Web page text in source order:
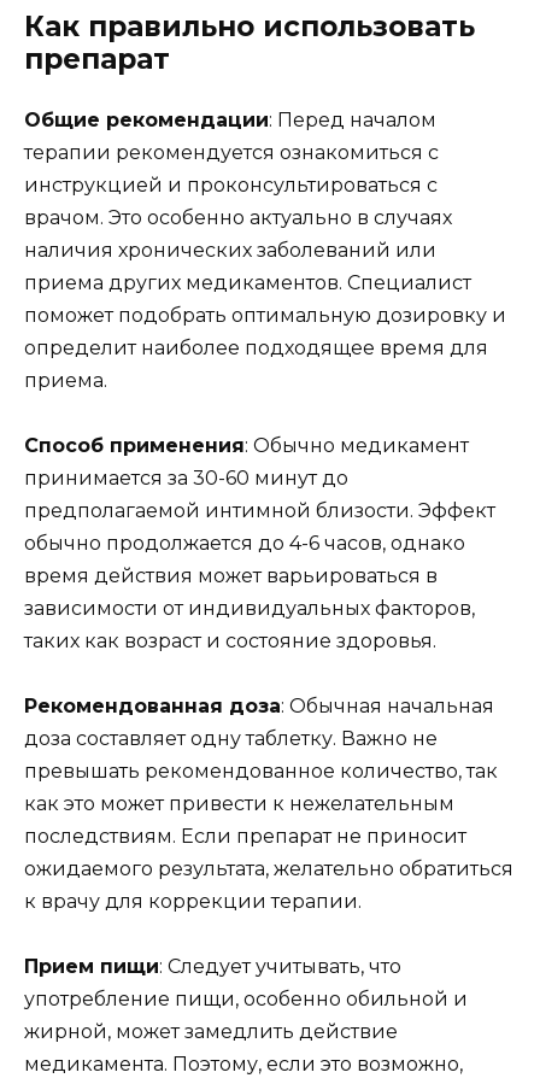
Как правильно использовать
препарат
Общие рекомендации: Перед началом
терапии рекомендуется ознакомиться с
инструкцией и проконсультироваться с
врачом. Это особенно актуально в случаях
наличия хронических заболеваний или
приема других медикаментов. Специалист
поможет подобрать оптимальную дозировку и
определит наиболее подходящее время для
приема.
Способ применения: Обычно медикамент
принимается за 30-60 минут до
предполагаемой интимной близости. Эффект
обычно продолжается до 4-6 часов, однако
время действия может варьироваться в
зависимости от индивидуальных факторов,
таких как возраст и состояние здоровья.
Рекомендованная доза: Обычная начальная
доза составляет одну таблетку. Важно не
превышать рекомендованное количество, так
как это может привести к нежелательным
последствиям. Если препарат не приносит
ожидаемого результата, желательно обратиться
к врачу для коррекции терапии.
Прием пищи: Следует учитывать, что
употребление пищи, особенно обильной и
жирной, может замедлить действие
медикамента. Поэтому, если это возможно,